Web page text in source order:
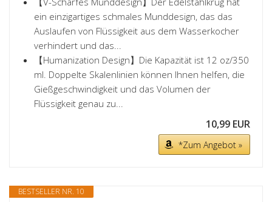
ein einzigartiges schmales Munddesign, das das
Auslaufen von Flüssigkeit aus dem Wasserkocher
verhindert und das...
【Humanization Design】Die Kapazität ist 12 oz/350
ml. Doppelte Skalenlinien können Ihnen helfen, die
Gießgeschwindigkeit und das Volumen der
Flüssigkeit genau zu...
10,99 EUR
*Zum Angebot »
BESTSELLER NR. 10